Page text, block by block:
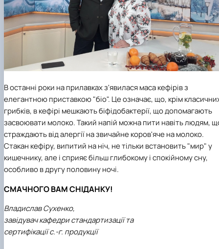
В останні роки на прилавках з'явилася маса кефірів з
елегантною приставкою "біо". Це означає, що, крім
грибків, в кефірі мешкають біфідобактерії, що допомагають
засвоювати молоко. Такий напій можна пити навіть людям,
страждають від алергії на звичайне коров'яче на молоко.
Стакан кефіру, випитий на ніч, не тільки встановить "мир" у
кишечнику, але і сприяє більш глибокому і спокійному сну,
особливо в другу половину ночі.
СМАЧНОГО ВАМ СНІДАНКУ!
Владислав Сухенко,
завідувач кафедри стандартизації та
сертифікації с.-г. продукції